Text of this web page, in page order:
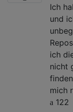
Ich
und
ich
nicht
mich
122